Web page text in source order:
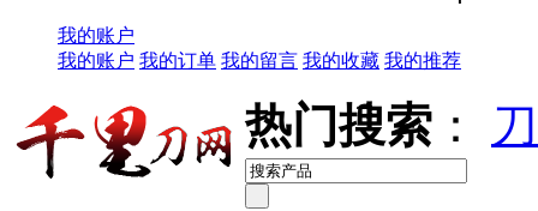
我的账户
我的账户 我的订单 我的留言 我的收藏 我的推荐
热门搜索 ：